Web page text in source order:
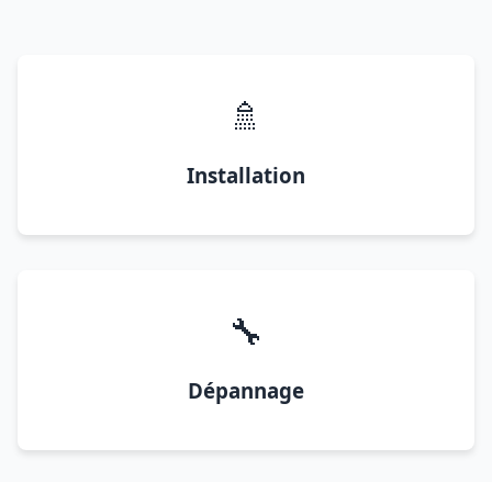
🚿
Installation
🔧
Dépannage